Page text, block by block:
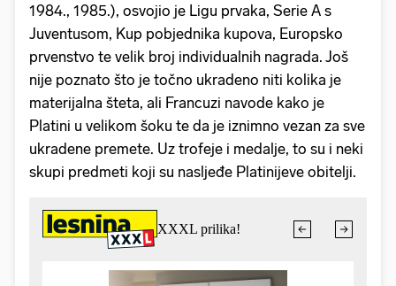
1984., 1985.), osvojio je Ligu prvaka, Serie A s
Juventusom, Kup pobjednika kupova, Europsko
prvenstvo te velik broj individualnih nagrada. Još
nije poznato što je točno ukradeno niti kolika je
materijalna šteta, ali Francuzi navode kako je
Platini u velikom šoku te da je iznimno vezan za sve
ukradene premete. Uz trofeje i medalje, to su i neki
skupi predmeti koji su nasljeđe Platinijeve obitelji.